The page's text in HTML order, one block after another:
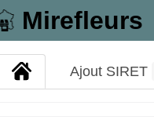
Mirefleurs
Ajout SIRET